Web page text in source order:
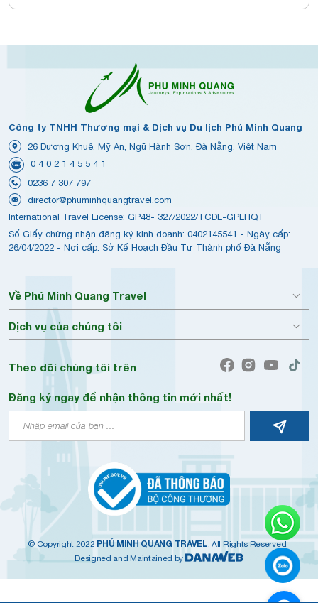
Công ty TNHH Thương mại & Dịch vụ Du lịch Phú Minh Quang
26 Dương Khuê, Mỹ An, Ngũ Hành Sơn, Đà Nẵng, Việt Nam
0 4 0 2 1 4 5 5 4 1
0236 7 307 797
director@phuminhquangtravel.com
International Travel License: GP48- 327/2022/TCDL-GPLHQT
Số Giấy chứng nhận đăng ký kinh doanh: 0402145541 - Ngày cấp:
26/04/2022 - Nơi cấp: Sở Kế Hoạch Đầu Tư Thành phố Đà Nẵng
Về Phú Minh Quang Travel
Dịch vụ của chúng tôi
Theo dõi chúng tôi trên
Đăng ký ngay để nhận thông tin mới nhất!
© Copyright 2022 PHÚ MINH QUANG TRAVEL , All Rights Reserved.
Designed and Maintained by